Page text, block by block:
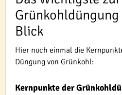
Blick
Hier noch einmal die
Düngung von Grünkohl:
Kernpunkte der